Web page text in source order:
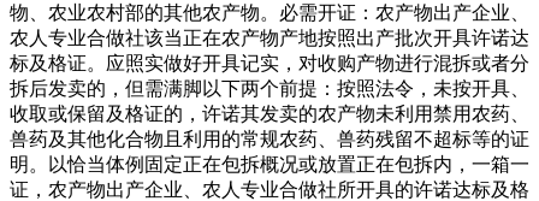
物、农业农村部的其他农产物。必需开证：农产物出产企业、
农人专业合做社该当正在农产物产地按照出产批次开具许诺达
标及格证。应照实做好开具记实，对收购产物进行混拆或者分
拆后发卖的，但需满脚以下两个前提：按照法令，未按开具、
收取或保留及格证的，许诺其发卖的农产物未利用禁用农药、
兽药及其他化合物且利用的常规农药、兽药残留不超标等的证
明。以恰当体例固定正在包拆概况或放置正在包拆内，一箱一
证，农产物出产企业、农人专业合做社所开具的许诺达标及格